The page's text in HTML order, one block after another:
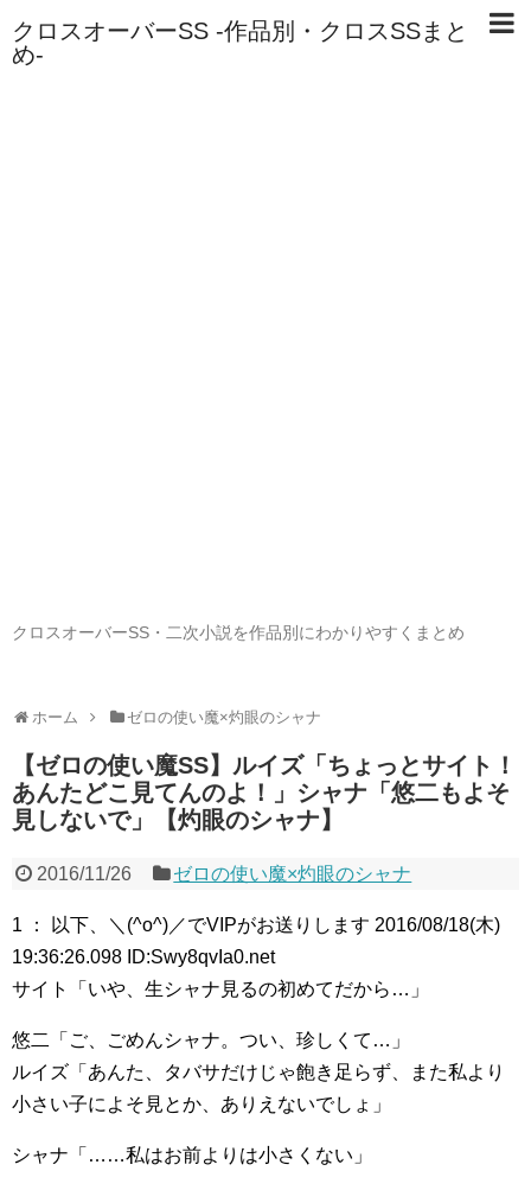
クロスオーバーSS -作品別・クロスSSまと
め-
クロスオーバーSS・二次小説を作品別にわかりやすくまとめ
ホーム ゼロの使い魔×灼眼のシャナ
【ゼロの使い魔SS】ルイズ「ちょっとサイト！
あんたどこ見てんのよ！」シャナ「悠二もよそ
見しないで」【灼眼のシャナ】
2016/11/26 ゼロの使い魔×灼眼のシャナ
1 ： 以下、＼(^o^)／でVIPがお送りします 2016/08/18(木)
19:36:26.098 ID:Swy8qvIa0.net
サイト「いや、生シャナ見るの初めてだから…」
悠二「ご、ごめんシャナ。つい、珍しくて…」
ルイズ「あんた、タバサだけじゃ飽き足らず、また私より
小さい子によそ見とか、ありえないでしょ」
シャナ「……私はお前よりは小さくない」